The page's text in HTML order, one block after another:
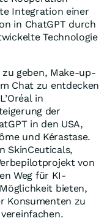
Integration einer
in ChatGPT durch
Technologie
geben, Make-up-
Chat zu entdecken
in
der
in den USA,
und Kérastase.
SkinCeuticals,
von
Weg für KI-
bieten,
Konsumenten zu